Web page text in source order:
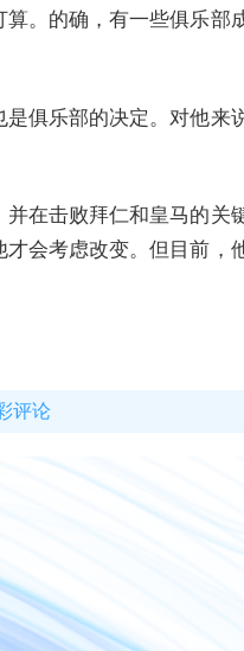
。的确，有一些俱乐
俱乐部的决定。对他
在击败拜仁和皇马的
会考虑改变。但目前
评论